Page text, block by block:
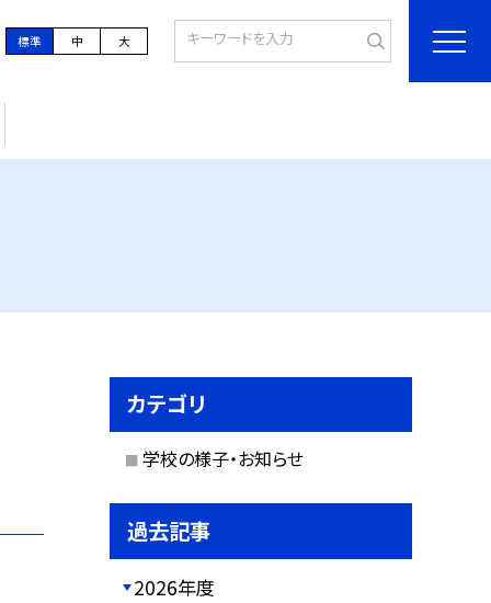
標準 中 大
カテゴリ
学校の様子・お知らせ
過去記事
2026年度